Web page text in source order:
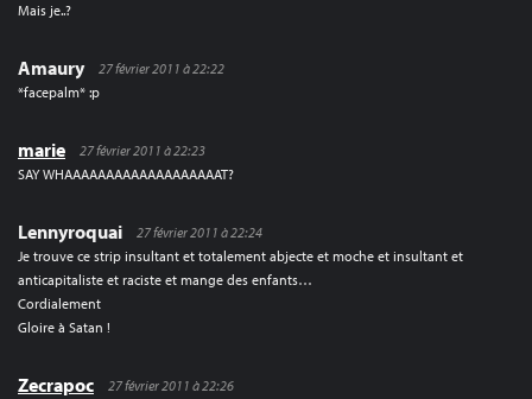
Mais je..?
Amaury
27 février 2011 à 22:22
*facepalm* :p
marie
27 février 2011 à 22:23
SAY WHAAAAAAAAAAAAAAAAAAAT?
Lennyroquai
27 février 2011 à 22:24
Je trouve ce strip insultant et totalement abjecte et moche et insultant et
anticapitaliste et raciste et mange des enfants…
Cordialement
Gloire à Satan !
Zecrapoc
27 février 2011 à 22:26